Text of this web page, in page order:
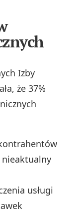
Izby
że 37%
nieaktualny
usługi